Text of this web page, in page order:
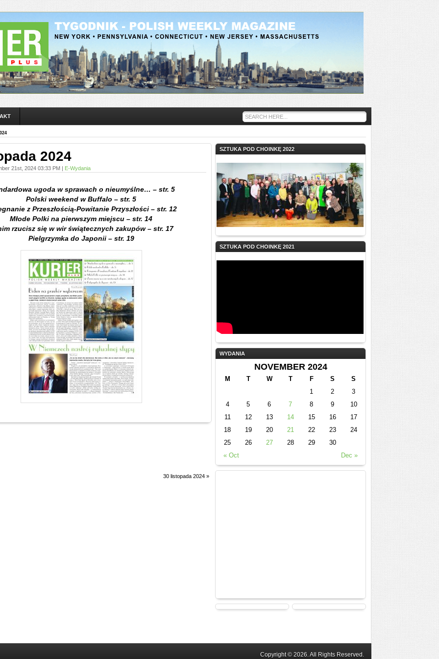
2024
21st, 2024 03:33 PM | E-Wydania
ugoda w sprawach o nieumyślne… – str. 5
Polski weekend w Buffalo – str. 5
z Przeszłością-Powitanie Przyszłości – str. 12
Młode Polki na pierwszym miejscu – str. 14
rzucisz się w wir świątecznych zakupów – str. 17
Pielgrzymka do Japonii – str. 19
30 listopada 2024»
SZTUKA POD CHOINKĘ 2022
SZTUKA POD CHOINKĘ 2021
WYDANIA
NOVEMBER 2024
M T W T F S S
« Oct Dec »
1 2
3
4
5 6 7 8 9
10
11
12 13 14 15 16
17
18
19 20 21 22 23
24
25
26 27 28 29 30
Copyright © 2026. All Rights Reserved.